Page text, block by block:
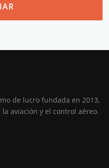
de lucro fundada en 2013,
aviación y el control aéreo.